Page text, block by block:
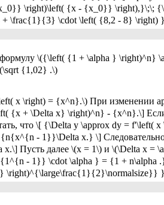
\right)\left( {x - {x_0}} \right),}\;\;
+ \frac{1}{3} \cdot \left( {8,2 - 8}
\({\left( {1 + \alpha } \right)^n}
{1,02} .\)
x \right) = {x^n}.\) При изменении
{x + \Delta x} \right)^n} - {x^n}.\]
что \[ {\Delta y \approx dy =
- 1}}\Delta x.} \]
Пусть далее \(x = 1\) и \(\Delta x =
- 1}} \cdot \alpha } = {1 + n\alpha